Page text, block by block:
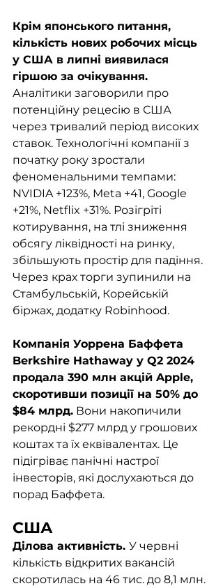
Крім японського питання,
кількість нових робочих місць
у США в липні виявилася
гіршою за очікування.
Аналітики заговорили про
потенційну рецесію в США
через тривалий період високих
ставок. Технологічні компанії з
початку року зростали
феноменальними темпами:
NVIDIA +123%, Meta +41, Google
+21%, Netflix +31%. Розігріті
котирування, на тлі зниження
обсягу ліквідності на ринку,
збільшують простір для падіння.
Через крах торги зупинили на
Стамбульській, Корейській
біржах, додатку Robinhood.
Компанія Уоррена Баффета
Berkshire Hathaway у Q2 2024
продала 390 млн акцій Apple,
скоротивши позиції на 50% до
$84 млрд. Вони накопичили
рекордні $277 млрд у грошових
коштах та їх еквівалентах. Це
підігріває панічні настрої
інвесторів, які дослухаються до
порад Баффета.
США
Ділова активність. У червні
кількість відкритих вакансій
скоротилась на 46 тис. до 8,1 млн.